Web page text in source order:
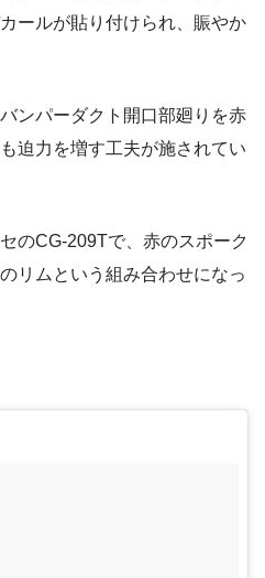
ールが貼り付けられ、賑やか
ンパーダクト開口部廻りを赤
迫力を増す工夫が施されてい
のCG-209Tで、赤のスポーク
リムという組み合わせになっ